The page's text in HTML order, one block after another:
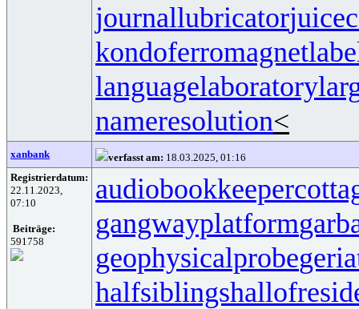
journallubricator
kondoferromagnet
languagelaboratory
nameresolution<
xanbank verfasst am: 18.03.2025, 01:16
Registrierdatum:
22.11.2023,
07:10
Beiträge:
591758
audiobookkeeper
gangwayplatform
geophysicalprobe
halfsiblings